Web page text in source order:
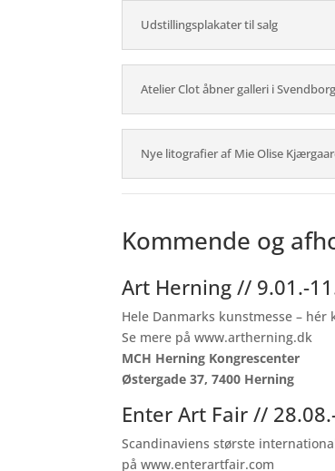
Udstillingsplakater til salg
Atelier Clot åbner galleri i Svendborg
Nye litografier af Mie Olise
Kommende og
Art Herning // 9.01.-
Hele Danmarks kunstmesse –
Se mere på www.artherning.dk
MCH Herning Kongrescenter
Østergade 37, 7400 Herning
Enter Art Fair //
Scandinaviens største
påwww.enterartfair.com